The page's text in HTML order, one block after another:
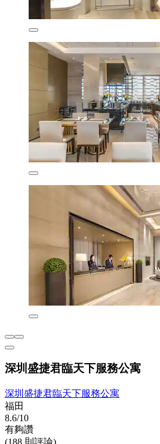
深圳盛捷君臨天下服務公寓
深圳盛捷君臨天下服務公寓
福田
8.6/10
有夠讚
(188 則評論)